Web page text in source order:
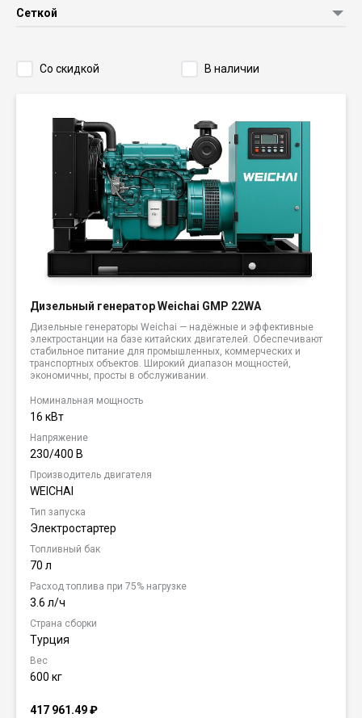
Сеткой
Со скидкой В наличии
Дизельный генератор Weichai GMP 22WA
Дизельные генераторы Weichai — надёжные и эффективные
электростанции на базе китайских двигателей. Обеспечивают
стабильное питание для промышленных, коммерческих и
транспортных объектов. Широкий диапазон мощностей,
экономичны, просты в обслуживании.
Номинальная мощность
16 кВт
Напряжение
230/400 В
Производитель двигателя
WEICHAI
Тип запуска
Электростартер
Топливный бак
70 л
Расход топлива при 75% нагрузке
3.6 л/ч
Страна сборки
Турция
Вес
600 кг
417 961.49₽